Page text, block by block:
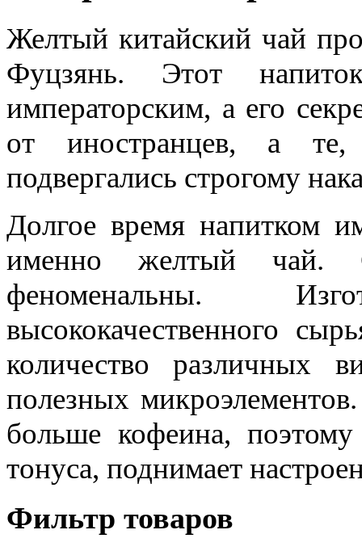
Желтый китайский чай
Фуцзянь. Этот
императорским, а его
от иностранцев, а
подвергались строгому
Долгое время напитком
именно желтый чай.
феноменальны.
высококачественного
количество различных
полезных
больше кофеина,
тонуса, поднимает
Фильтр товаров